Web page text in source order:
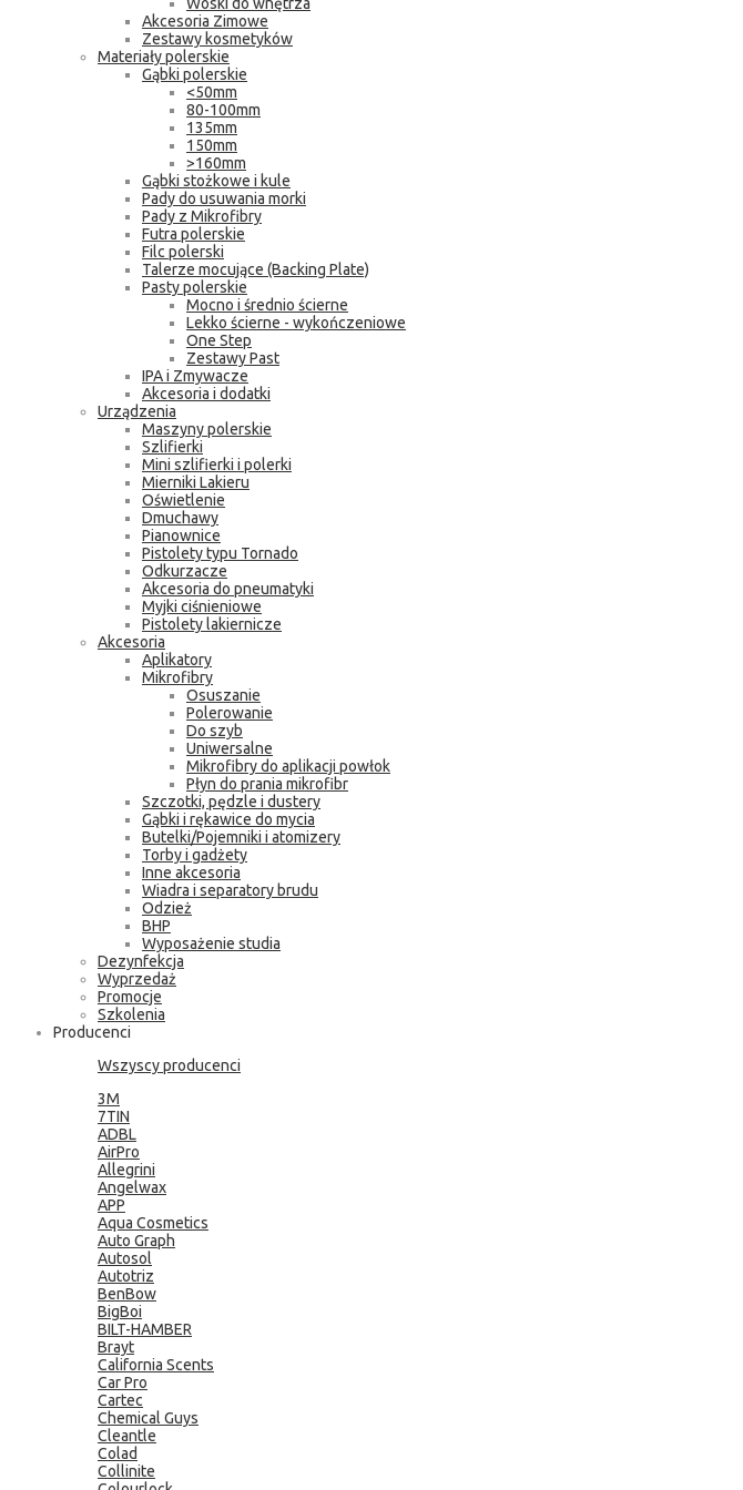
Akcesoria Zimowe
Zestawy kosmetyków
Materiały polerskie
Gąbki polerskie
<50mm
80-100mm
135mm
150mm
>160mm
Gąbki stożkowe i kule
Pady do usuwania morki
Pady z Mikrofibry
Futra polerskie
Filc polerski
Talerze mocujące (Backing Plate)
Pasty polerskie
Mocno i średnio ścierne
Lekko ścierne - wykończeniowe
One Step
Zestawy Past
IPA i Zmywacze
Akcesoria i dodatki
Urządzenia
Maszyny polerskie
Szlifierki
Mini szlifierki i polerki
Mierniki Lakieru
Oświetlenie
Dmuchawy
Pianownice
Pistolety typu Tornado
Odkurzacze
Akcesoria do pneumatyki
Myjki ciśnieniowe
Pistolety lakiernicze
Akcesoria
Aplikatory
Mikrofibry
Osuszanie
Polerowanie
Do szyb
Uniwersalne
Mikrofibry do aplikacji powłok
Płyn do prania mikrofibr
Szczotki, pędzle i dustery
Gąbki i rękawice do mycia
Butelki/Pojemniki i atomizery
Torby i gadżety
Inne akcesoria
Wiadra i separatory brudu
Odzież
BHP
Wyposażenie studia
Dezynfekcja
Wyprzedaż
Promocje
Szkolenia
Producenci
Wszyscy producenci
3M
7TIN
ADBL
AirPro
Allegrini
Angelwax
APP
Aqua Cosmetics
Auto Graph
Autosol
Autotriz
BenBow
BigBoi
BILT-HAMBER
Brayt
California Scents
Car Pro
Cartec
Chemical Guys
Cleantle
Colad
Collinite